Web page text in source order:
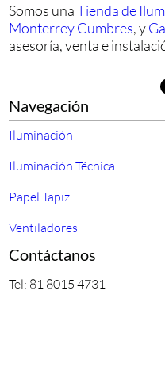
Somos unaTienda de
Monterrey Cumbres, y
asesoría, venta e
Navegación
Iluminación
Iluminación Técnica
Papel Tapiz
Ventiladores
Contáctanos
Tel: 81 8015 4731